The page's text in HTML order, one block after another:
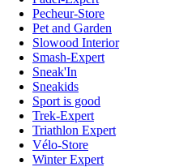
Pecheur-Store
Pet and Garden
Slowood Interior
Smash-Expert
Sneak'In
Sneakids
Sport is good
Trek-Expert
Triathlon Expert
Vélo-Store
Winter Expert